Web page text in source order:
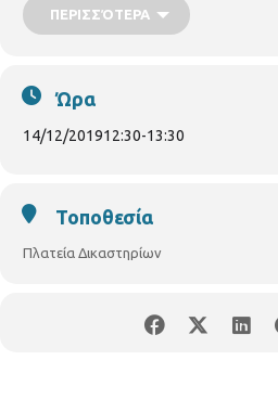
ΠΕΡΙΣΣΌΤΕΡΑ
Ώρα
14/12/201912:30-13:30
Τοποθεσία
Πλατεία Δικαστηρίων